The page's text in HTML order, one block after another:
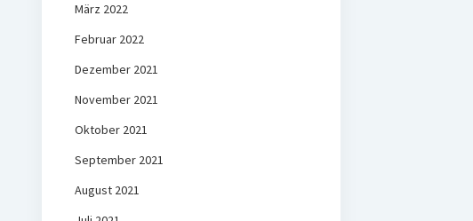
März 2022
Februar 2022
Dezember 2021
November 2021
Oktober 2021
September 2021
August 2021